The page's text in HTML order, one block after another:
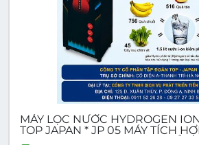
MÁY LỌC NƯỚC HYDROGEN
TOP JAPAN * JP 05 MÁY TÍCH